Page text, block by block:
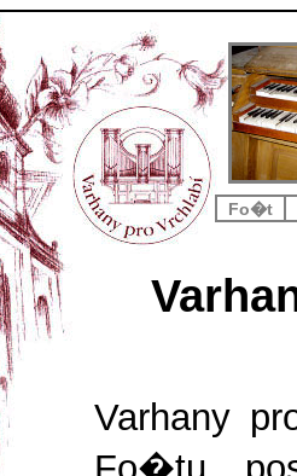
Fo�t
Varhany